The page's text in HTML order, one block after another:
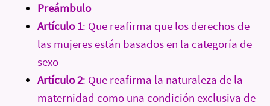
Preámbulo
Artículo 1: Que reafirma que los derechos de
las mujeres están basados en la categoría de
sexo
Artículo 2: Que reafirma la naturaleza de la
maternidad como una condición exclusiva de